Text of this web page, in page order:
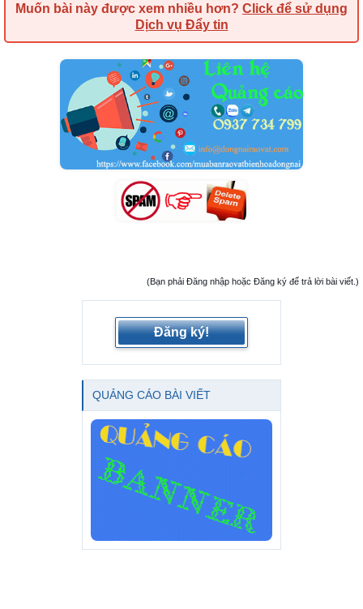
Muốn bài này được xem nhiều hơn? Click để sử dụng
Dịch vụ Đẩy tin
(Bạn phải Đăng nhập hoặc Đăng ký để trả lời bài viết.)
Đăng ký!
QUẢNG CÁO BÀI VIẾT